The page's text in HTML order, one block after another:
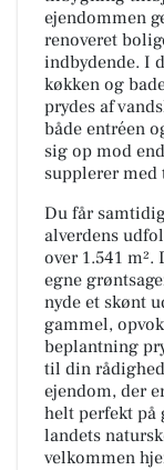
ejendommen
renoveret
indbydende. I
køkken og
prydes af
både entréen
sig op mod
supplerer
Du får
alverdens
over 1.541
egne
nyde et skønt
gammel,
beplantning
til din
ejendom, der
helt perfekt på
landets
velkommen